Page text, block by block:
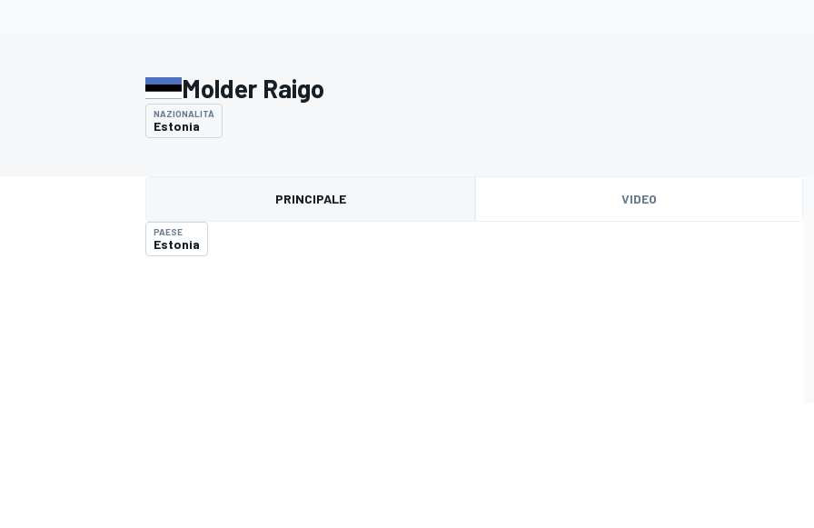
MOTOGP
Molder Raigo
NAZIONALITÀ
Estonia
PRINCIPALE VIDEO
PAESE
Estonia